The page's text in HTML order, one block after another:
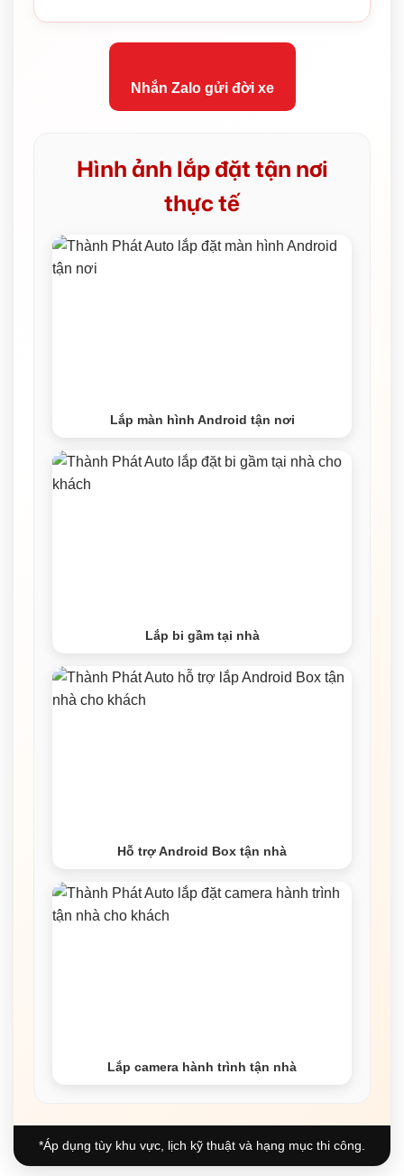
Nhắn Zalo gửi đời xe
Hình ảnh lắp đặt tận nơi
thực tế
Lắp màn hình Android tận nơi
Lắp bi gầm tại nhà
Hỗ trợ Android Box tận nhà
Lắp camera hành trình tận nhà
*Áp dụng tùy khu vực, lịch kỹ thuật và hạng mục thi công.